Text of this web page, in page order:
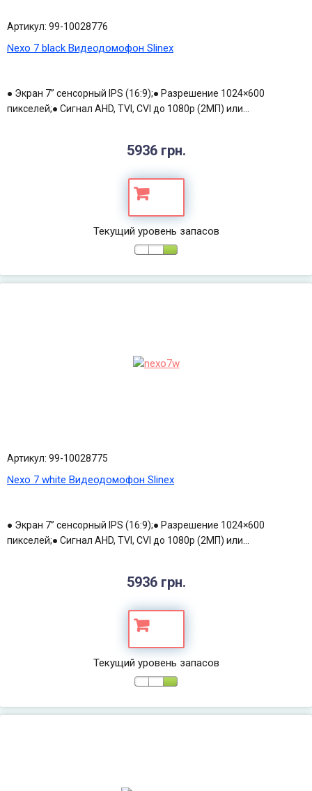
Артикул: 99-10028776
Nexo 7 black Видеодомофон Slinex
● Экран 7” сенсорный IPS (16:9);● Разрешение 1024×600
пикселей;● Сигнал AHD, TVI, CVI до 1080p (2МП) или...
5936 грн.
Текущий уровень запасов
Артикул: 99-10028775
Nexo 7 white Видеодомофон Slinex
● Экран 7” сенсорный IPS (16:9);● Разрешение 1024×600
пикселей;● Сигнал AHD, TVI, CVI до 1080p (2МП) или...
5936 грн.
Текущий уровень запасов